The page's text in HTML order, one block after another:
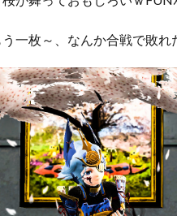
う一枚～、なんか合戦で敗れ